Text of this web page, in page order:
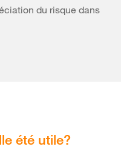
du risque dans
été utile?